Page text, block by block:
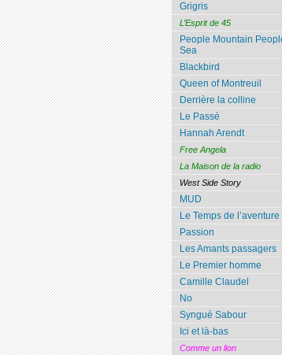
Grigris
L’Esprit de 45
People Mountain
Sea
Blackbird
Queen of Montreuil
Derrière la colline
Le Passé
Hannah Arendt
Free Angela
La Maison de la radio
West Side Story
MUD
Le Temps de l’aventure
Passion
Les Amants passagers
Le Premier homme
Camille Claudel
No
Syngué Sabour
Ici et là-bas
Comme un lion